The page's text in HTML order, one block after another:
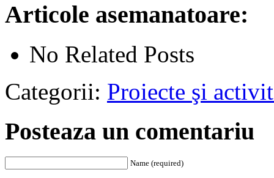
Articole asemanatoare:
No Related Posts
Categorii: Proiecte şi
Posteaza un comentariu
Name (required)